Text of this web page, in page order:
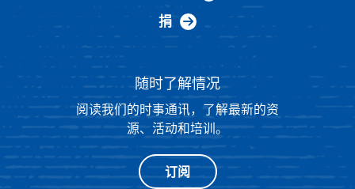
捐
随时了解情况
阅读我们的时事通讯，了解最新的资
源、活动和培训。
订阅